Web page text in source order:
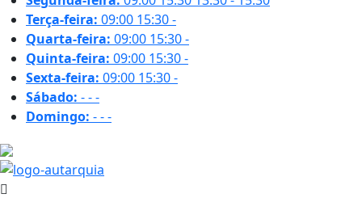
Terça-feira: 09:00 15:30-
Quarta-feira: 09:00 15:30-
Quinta-feira: 09:00 15:30-
Sexta-feira: 09:00 15:30-
Sábado: ---
Domingo: ---